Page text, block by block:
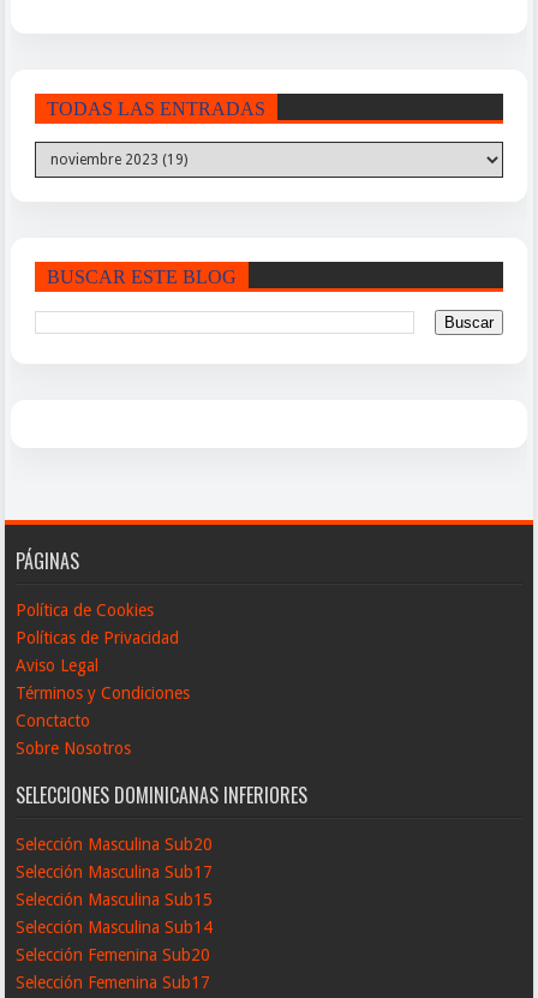
TODAS LAS ENTRADAS
BUSCAR ESTE BLOG
PÁGINAS
Política de Cookies
Políticas de Privacidad
Aviso Legal
Términos y Condiciones
Conctacto
Sobre Nosotros
SELECCIONES DOMINICANAS INFERIORES
Selección Masculina Sub20
Selección Masculina Sub17
Selección Masculina Sub15
Selección Masculina Sub14
Selección Femenina Sub20
Selección Femenina Sub17